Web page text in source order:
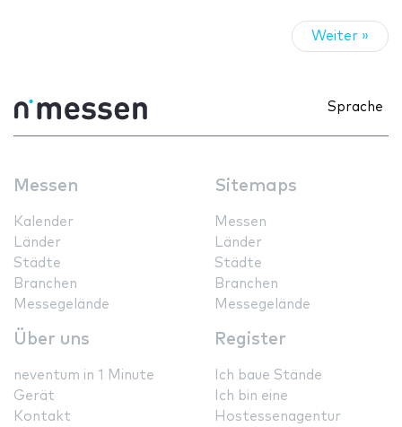
Weiter »
Sprache
Messen
Kalender
Länder
Städte
Branchen
Messegelände
Sitemaps
Messen
Länder
Städte
Branchen
Messegelände
Über uns
neventum in 1 Minute
Gerät
Kontakt
Register
Ich baue Stände
Ich bin eine
Hostessenagentur